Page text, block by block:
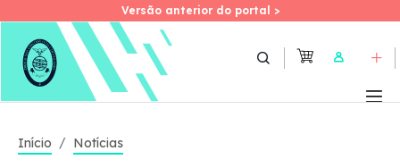
Skip
Versão anterior do portal >
Versão anterior do portal >
User
Início Notícias